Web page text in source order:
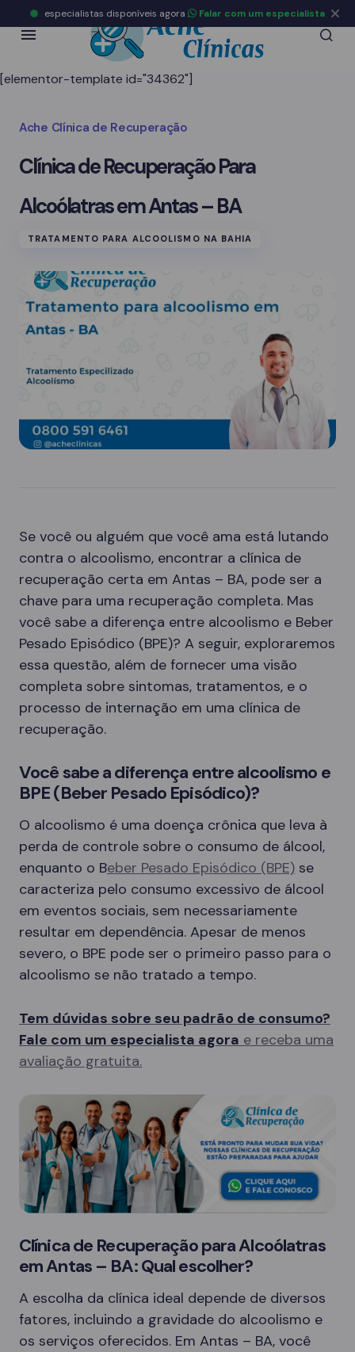
[elementor-template id="34362"]
Ache Clínica de Recuperação
Clínica de Recuperação Para
Alcoólatras em Antas – BA
TRATAMENTO PARA ALCOOLISMO NA BAHIA
Se você ou alguém que você ama está lutando
contra o alcoolismo, encontrar a clínica de
recuperação certa em Antas – BA, pode ser a
chave para uma recuperação completa. Mas
você sabe a diferença entre alcoolismo e Beber
Pesado Episódico (BPE)? A seguir, exploraremos
essa questão, além de fornecer uma visão
completa sobre sintomas, tratamentos, e o
processo de internação em uma clínica de
recuperação.
Você sabe a diferença entre alcoolismo e
BPE (Beber Pesado Episódico)?
O alcoolismo é uma doença crônica que leva à
perda de controle sobre o consumo de álcool,
enquanto o Beber Pesado Episódico (BPE) se
caracteriza pelo consumo excessivo de álcool
em eventos sociais, sem necessariamente
resultar em dependência. Apesar de menos
severo, o BPE pode ser o primeiro passo para o
alcoolismo se não tratado a tempo.
Tem dúvidas sobre seu padrão de consumo?
Fale com um especialista agora e receba uma
avaliação gratuita.
Clínica de Recuperação para Alcoólatras
em Antas – BA: Qual escolher?
A escolha da clínica ideal depende de diversos
fatores, incluindo a gravidade do alcoolismo e
os serviços oferecidos. Em Antas – BA, você
especialistas disponíveis agora Falar com um especialista